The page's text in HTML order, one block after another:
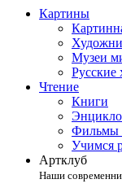
Картины
Музеи
Русские
Чтение
Книги
Фильмы
Учимся
Артклуб
Наши